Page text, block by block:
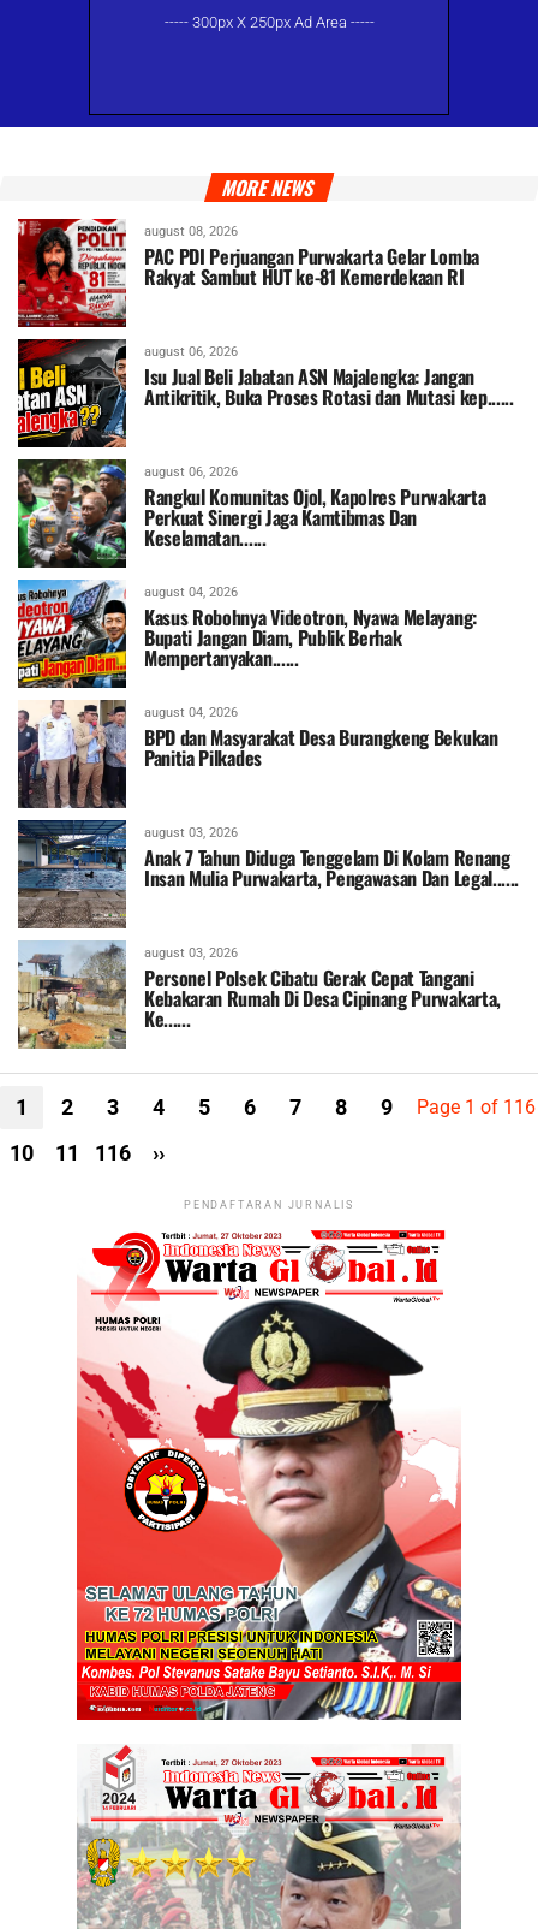
----- 300px X 250px Ad Area -----
MORE NEWS
august 08, 2026
PAC PDI Perjuangan Purwakarta Gelar Lomba
Rakyat Sambut HUT ke-81 Kemerdekaan RI
august 06, 2026
Isu Jual Beli Jabatan ASN Majalengka: Jangan
Antikritik, Buka Proses Rotasi dan Mutasi kep......
august 06, 2026
Rangkul Komunitas Ojol, Kapolres Purwakarta
Perkuat Sinergi Jaga Kamtibmas Dan
Keselamatan......
august 04, 2026
Kasus Robohnya Videotron, Nyawa Melayang:
Bupati Jangan Diam, Publik Berhak
Mempertanyakan......
august 04, 2026
BPD dan Masyarakat Desa Burangkeng Bekukan
Panitia Pilkades
august 03, 2026
Anak 7 Tahun Diduga Tenggelam Di Kolam Renang
Insan Mulia Purwakarta, Pengawasan Dan Legal......
august 03, 2026
Personel Polsek Cibatu Gerak Cepat Tangani
Kebakaran Rumah Di Desa Cipinang Purwakarta,
Ke......
Page 1 of 116
1 2 3 4 5 6 7 8
9
10
11 116 ››
PENDAFTARAN JURNALIS